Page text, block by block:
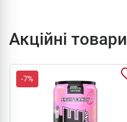
Акційні товари
-7%